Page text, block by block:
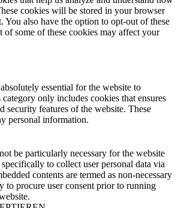
cookies will be stored in your browser
You also have the option to opt-out of these
some of these cookies may affect your
essential for the website to
only includes cookies that ensures
security features of the website. These
personal information.
be particularly necessary for the website
to collect user personal data via
contents are termed as non-necessary
to procure user consent prior to running